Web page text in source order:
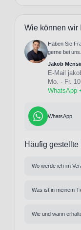
Wie können wir
Haben Sie
gerne bei uns.
Jakob
E-Mail
Mo. - Fr.
WhatsApp
WhatsApp
Häufig gestellte
Wo werde ich im
Was ist in meinem
Wie und wann